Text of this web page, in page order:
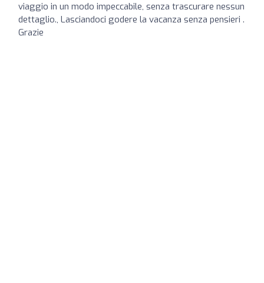
viaggio in un modo impeccabile, senza trascurare nessun
dettaglio., Lasciandoci godere la vacanza senza pensieri .
Grazie